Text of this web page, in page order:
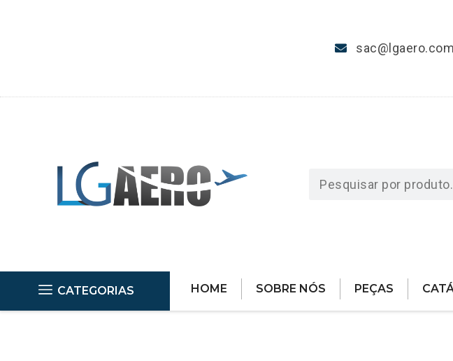
CATEGORIAS HOME SOBRE NÓS PEÇAS